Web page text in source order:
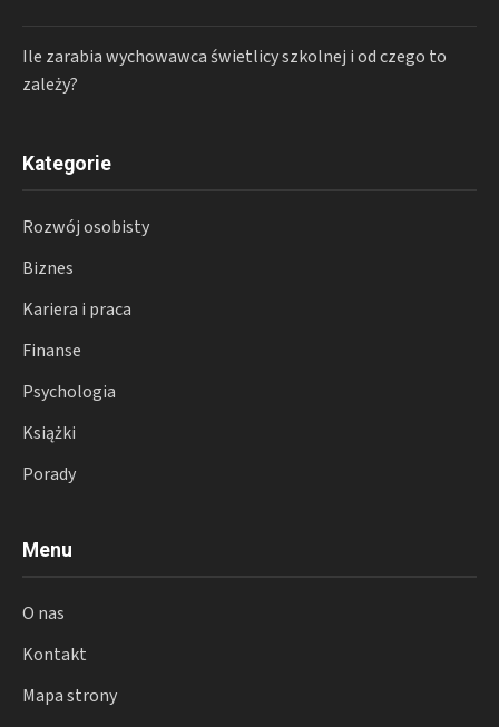
Ile zarabia wychowawca świetlicy szkolnej i od czego to
zależy?
Kategorie
Rozwój osobisty
Biznes
Kariera i praca
Finanse
Psychologia
Książki
Porady
Menu
O nas
Kontakt
Mapa strony